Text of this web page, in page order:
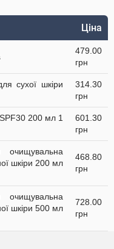
Ціна
479.00
грн
сухої шкіри
314.30
грн
200 мл 1
601.30
грн
шкіри 200 мл
468.80
грн
шкіри 500 мл
728.00
грн